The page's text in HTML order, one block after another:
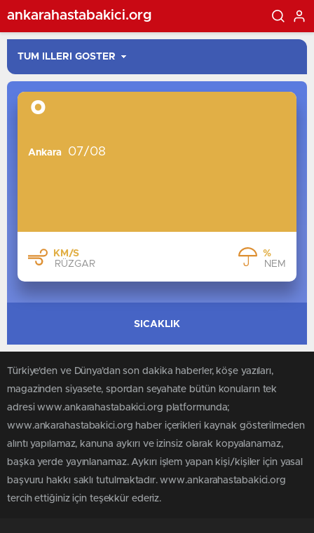
ankarahastabakici.org
°
Ankara 07/08
KM/S
RÜZGAR
%
NEM
SICAKLIK
Türkiye'den ve Dünya’dan son dakika haberler, köşe yazıları,
magazinden siyasete, spordan seyahate bütün konuların tek
adresi www.ankarahastabakici.org platformunda;
www.ankarahastabakici.org haber içerikleri kaynak gösterilmeden
alıntı yapılamaz, kanuna aykırı ve izinsiz olarak kopyalanamaz,
başka yerde yayınlanamaz. Aykırı işlem yapan kişi/kişiler için yasal
başvuru hakkı saklı tutulmaktadır. www.ankarahastabakici.org
tercih ettiğiniz için teşekkür ederiz.